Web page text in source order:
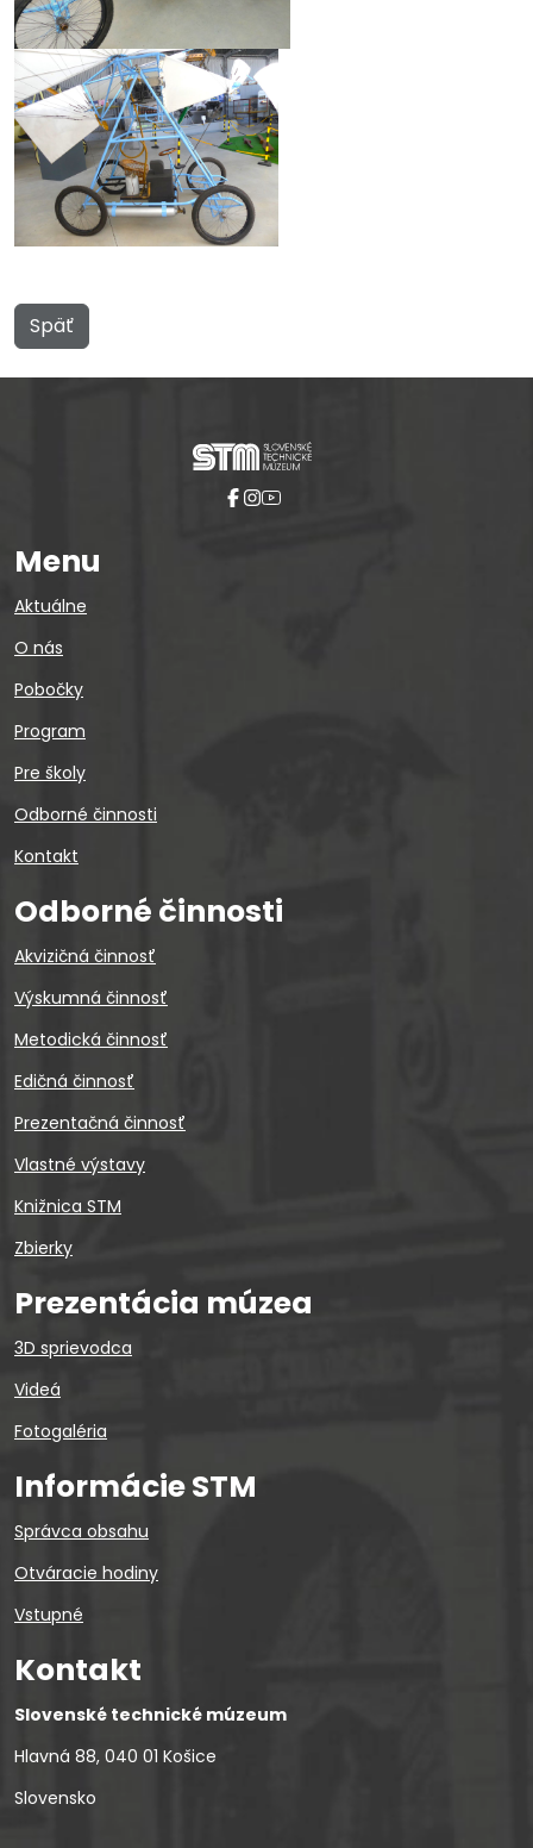
Späť
Menu
Aktuálne
O nás
Pobočky
Program
Pre školy
Odborné činnosti
Kontakt
Odborné činnosti
Akvizičná činnosť
Výskumná činnosť
Metodická činnosť
Edičná činnosť
Prezentačná činnosť
Vlastné výstavy
Knižnica STM
Zbierky
Prezentácia múzea
3D sprievodca
Videá
Fotogaléria
Informácie STM
Správca obsahu
Otváracie hodiny
Vstupné
Kontakt
Slovenské technické múzeum
Hlavná 88, 040 01 Košice
Slovensko